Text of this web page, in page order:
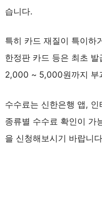
습니다.
특히 카드 재질이 특이하
한정판 카드 등은 최초
2,000 ~ 5,000원까지 부
수수료는 신한은행 앱,
종류별 수수료 확인이 가
을 신청해보시기 바랍니